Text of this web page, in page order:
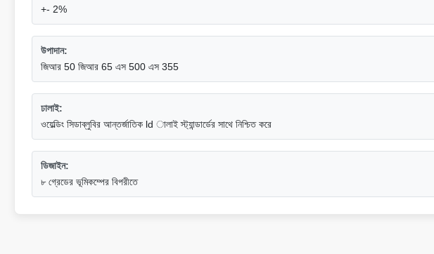
+- 2%
উপাদান:
জিআর 50 জিআর 65 এস 500 এস 355
ঢালাই:
ওয়েল্ডিং সিডাব্লুবির আন্তর্জাতিক ld ালাই স্ট্যান্ডার্ডের সাথে নিশ্চিত করে
ডিজাইন:
৮ গ্রেডের ভূমিকম্পের বিপরীতে